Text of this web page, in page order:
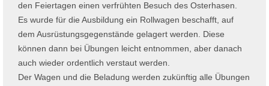
den Feiertagen einen verfrühten Besuch des Osterhasen.
Es wurde für die Ausbildung ein Rollwagen beschafft, auf
dem Ausrüstungsgegenstände gelagert werden. Diese
können dann bei Übungen leicht entnommen, aber danach
auch wieder ordentlich verstaut werden.
Der Wagen und die Beladung werden zukünftig alle Übungen